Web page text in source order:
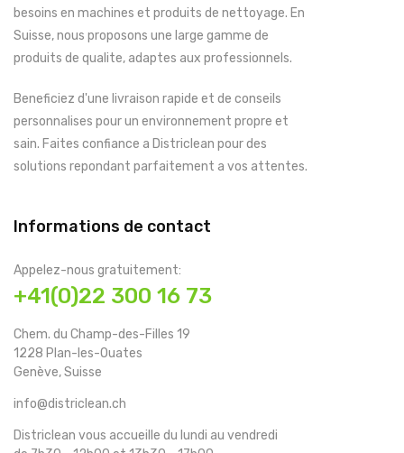
besoins en machines et produits de nettoyage. En
Suisse, nous proposons une large gamme de
produits de qualite, adaptes aux professionnels.
Beneficiez d'une livraison rapide et de conseils
personnalises pour un environnement propre et
sain. Faites confiance a Districlean pour des
solutions repondant parfaitement a vos attentes.
Informations de contact
Appelez-nous gratuitement:
+41(0)22 300 16 73
Chem. du Champ-des-Filles 19
1228 Plan-les-Ouates
Genève, Suisse
info@districlean.ch
Districlean vous accueille du lundi au vendredi